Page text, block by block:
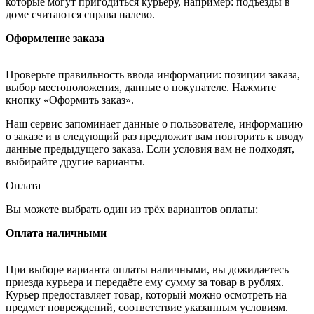
доме считаются справа налево.
Оформление заказа
Проверьте правильность ввода информации: позиции заказа,
выбор местоположения, данные о покупателе. Нажмите
кнопку «Оформить заказ».
Наш сервис запоминает данные о пользователе, информацию
о заказе и в следующий раз предложит вам повторить к вводу
данные предыдущего заказа. Если условия вам не подходят,
выбирайте другие варианты.
Оплата
Вы можете выбрать один из трёх вариантов оплаты:
Оплата наличными
При выборе варианта оплаты наличными, вы дожидаетесь
приезда курьера и передаёте ему сумму за товар в рублях.
Курьер предоставляет товар, который можно осмотреть на
предмет повреждений, соответствие указанным условиям.